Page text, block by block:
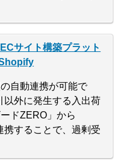
サイト構築プラット
自動連携が可能で
以外に発生する入出荷
ドZERO」から
携することで、過剰受